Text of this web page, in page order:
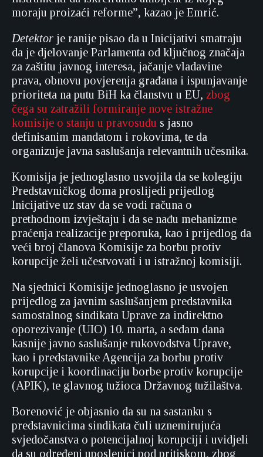
moraju proizaći reforme”, kazao je Emrić.
Detektor je ranije pisao da u Inicijativi smatraju
da je djelovanje Parlamenta od ključnog značaja
za zaštitu javnog interesa, jačanje vladavine
prava, obnovu povjerenja građana i ispunjavanje
prioriteta na putu BiH ka članstvu u EU, zbog
čega su zatražili formiranje nove istražne
komisije o stanju u pravosuđu s jasno
definisanim mandatom i rokovima, te da
organizuje javna saslušanja relevantnih učesnika.
Komisija je jednoglasno usvojila da se kolegiju
Predstavničkog doma proslijedi prijedlog
Inicijative uz stav da se vodi računa o
prethodnom izvještaju i da se nađu mehanizme
praćenja realizacije preporuka, kao i prijedlog da
veći broj članova Komisije za borbu protiv
korupcije želi učestvovati i u istražnoj komisiji.
Na sjednici Komisije jednoglasno je usvojen
prijedlog za javnim saslušanjem predstavnika
samostalnog sindikata Uprave za indirektno
oporezivanje (UIO) 10. marta, a sedam dana
kasnije javno saslušanje rukovodstva Uprave,
kao i predstavnike Agencija za borbu protiv
korupcije i koordinaciju borbe protiv korupcije
(APIK), te glavnog tužioca Državnog tužilaštva.
Borenović je objasnio da su na sastanku s
predstavnicima sindikata čuli uznemirujuća
svjedočanstva o potencijalnoj korupciji i uvidjeli
da su određeni uposlenici pod pritiskom, zbog